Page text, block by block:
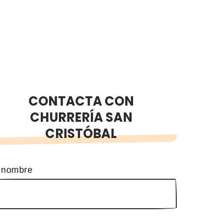
CONTACTA CON
CHURRERÍA SAN
CRISTÓBAL